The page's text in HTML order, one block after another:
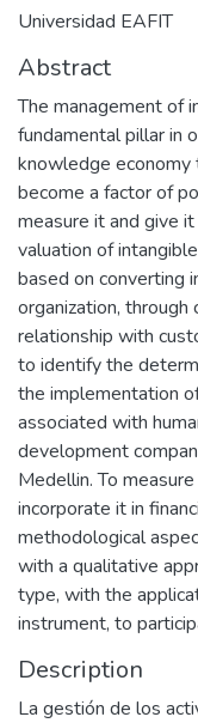
Universidad EAFIT
Abstract
The management of
fundamental pillar in
knowledge economy
become a factor of
measure it and give
valuation of
based on converting
organization,
relationship with
to identify the
the implementation
associated with
development
Medellin. To
incorporate it in
methodological
with a qualitative
type, with the
instrument, to
Description
La gestión de los